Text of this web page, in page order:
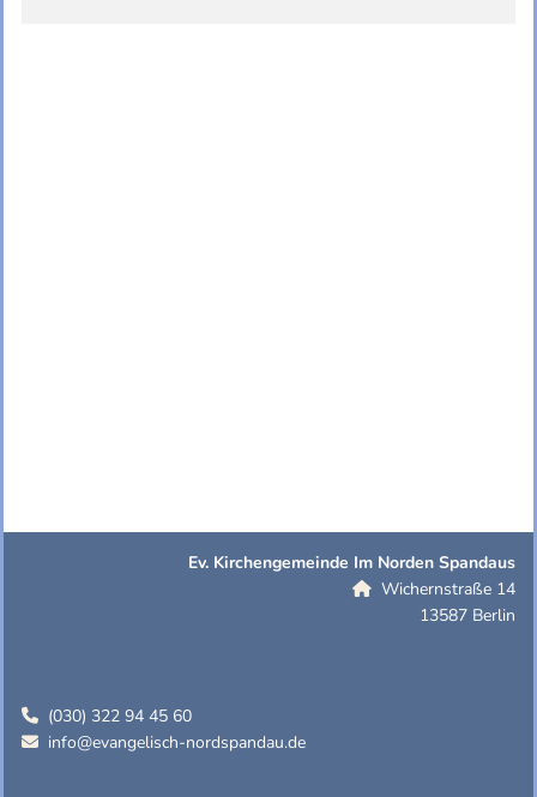
Ev. Kirchengemeinde Im Norden Spandaus
 Wichernstraße 14
13587 Berlin
 (030) 322 94 45 60
 info@evangelisch-nordspandau.de